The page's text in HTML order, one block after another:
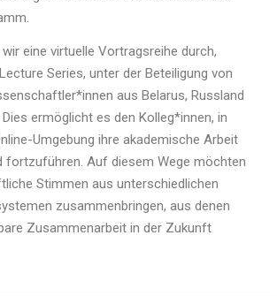
eine virtuelle Vortragsreihe durch,
Series, unter der Beteiligung von
aus Belarus, Russland
Dies ermöglicht es den Kolleg*innen, in
Umgebung ihre akademische Arbeit
fortzuführen. Auf diesem Wege möchten
Stimmen aus unterschiedlichen
zusammenbringen, aus denen
Zusammenarbeit in der Zukunft